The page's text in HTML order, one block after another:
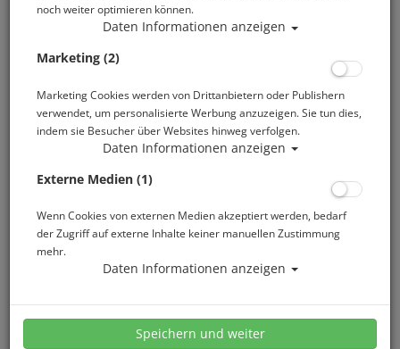
- Abfahrt Lanke benutzen
- rechts abbiegen nach Prenden
- Prenden durchfahren
Sophienstädt
- Links abfahren durch die Einfahrt des Wake &
Camp Ruhlsdorf
- Hinweisschildern folgen
Anfahrt Tipp - Regionalbahn &
Fahrrad
(„Heidekrautbahn“) bis zur Station Ruhlsdorf-
Zerpenschleuse/Bahnhof. Der Ruhlesee ist dann
noch etwa 3-4 km entfernt - mit dem Fahrrad
noch weiter optimieren können.
Daten Informationen anzeigen
Marketing (2)
Marketing Cookies werden von Drittanbietern oder Publishern
verwendet, um personalisierte Werbung anzuzeigen. Sie tun dies,
indem sie Besucher über Websites hinweg verfolgen.
Daten Informationen anzeigen
Externe Medien (1)
Wenn Cookies von externen Medien akzeptiert werden, bedarf
der Zugriff auf externe Inhalte keiner manuellen Zustimmung
mehr.
Daten Informationen anzeigen
Speichern und weiter